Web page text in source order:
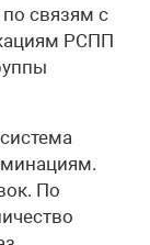
связям с
РСПП
По